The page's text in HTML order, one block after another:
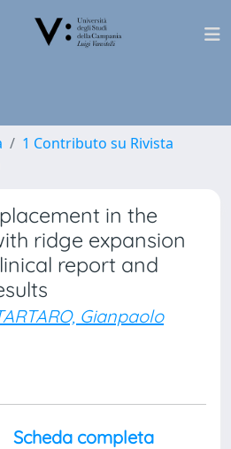
1 Contributo su Rivista
in the
ridge expansion
report and
Gianpaolo
Scheda completa